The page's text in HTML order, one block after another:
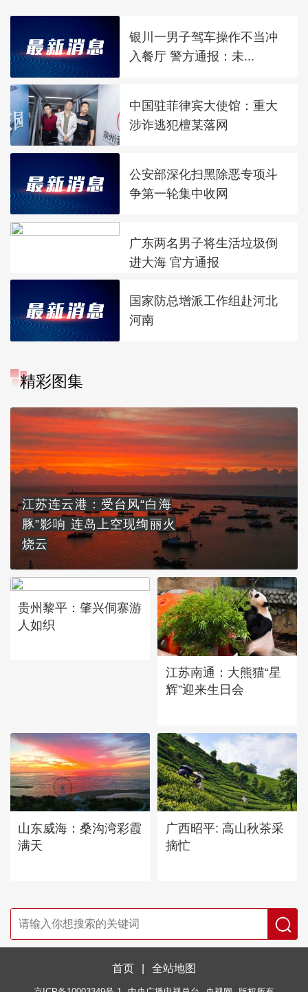
银川一男子驾车操作不当冲
入餐厅 警方通报：未...
中国驻菲律宾大使馆：重大
涉诈逃犯檀某落网
公安部深化扫黑除恶专项斗
争第一轮集中收网
广东两名男子将生活垃圾倒
进大海 官方通报
国家防总增派工作组赴河北
河南
精彩图集
江苏连云港：受台风“白海
豚”影响 连岛上空现绚丽火
烧云
贵州黎平：肇兴侗寨游
人如织
江苏南通：大熊猫“星
辉”迎来生日会
山东威海：桑沟湾彩霞
满天
广西昭平: 高山秋茶采
摘忙
首页 全站地图